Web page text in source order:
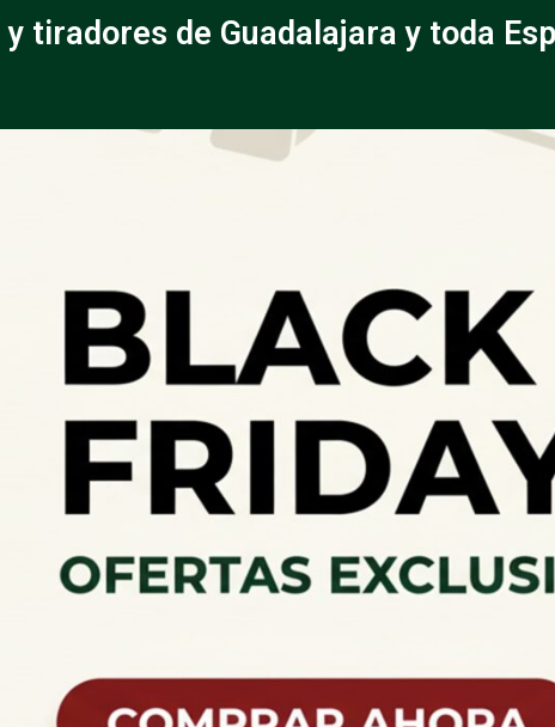
tiradores de Guadalajara y toda